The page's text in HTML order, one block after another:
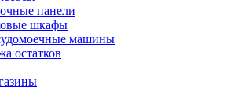
панели
шкафы
машины
остатков